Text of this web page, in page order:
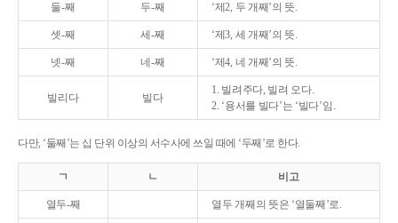
둘-째 두-째 ‘제2, 두 개째’의 뜻.
셋-째 세-째 ‘제3, 세 개째’의 뜻.
넷-째 네-째 ‘제4, 네 개째’의 뜻.
빌리다 빌다
1. 빌려주다, 빌려 오다.
2. ‘용서를 빌다’는 ‘빌다’임.
다만, ‘둘째’는 십 단위 이상의 서수사에 쓰일 때에 ‘두째’로 한다.
ㄱ ㄴ 비고
열두-째 열두 개째의 뜻은 ‘열둘째’로.